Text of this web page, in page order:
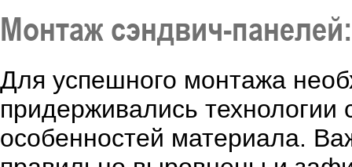
Монтаж сэндвич-
Для успешного монтажа
придерживались технологии
особенностей материала.